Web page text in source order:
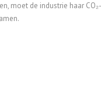
moet de industrie haar